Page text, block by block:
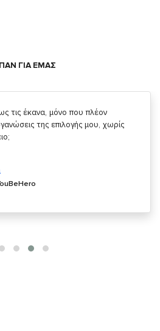
ΓΙΑ ΕΜΑΣ
την δυνατότητα να κάνουμε